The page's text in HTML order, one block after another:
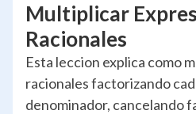
Multiplicar
Racionales
Esta leccion explica como
racionales factorizando
denominador, cancelando